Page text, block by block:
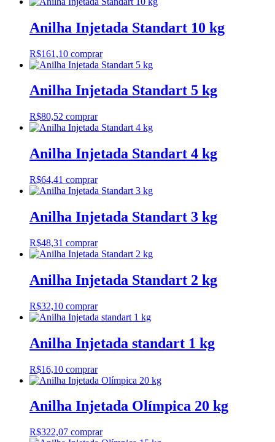
Anilha Injetada Standart 10 kg
R$161,10 comprar
Anilha Injetada Standart 5 kg
R$80,52 comprar
Anilha Injetada Standart 4 kg
R$64,41 comprar
Anilha Injetada Standart 3 kg
R$48,31 comprar
Anilha Injetada Standart 2 kg
R$32,10 comprar
Anilha Injetada standart 1 kg
R$16,10 comprar
Anilha Injetada Olímpica 20 kg
R$322,07 comprar